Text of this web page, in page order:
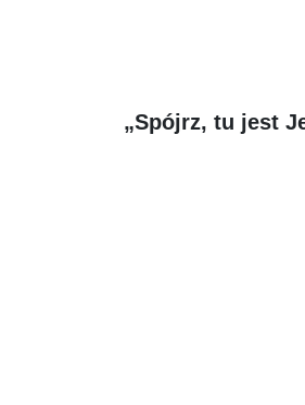
„Spójrz, tu jest